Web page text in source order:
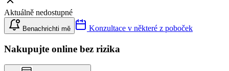
Aktuálně nedostupné
Benachrichti mě Konzultace v některé z poboček
Nakupujte online bez rizika